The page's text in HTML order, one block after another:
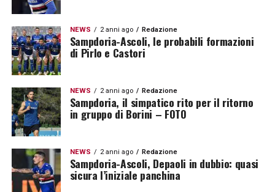
NEWS 2 anni ago Redazione
Sampdoria-Ascoli, le probabili formazioni
di Pirlo e Castori
NEWS 2 anni ago Redazione
Sampdoria, il simpatico rito per il ritorno
in gruppo di Borini – FOTO
NEWS 2 anni ago Redazione
Sampdoria-Ascoli, Depaoli in dubbio: quasi
sicura l’iniziale panchina